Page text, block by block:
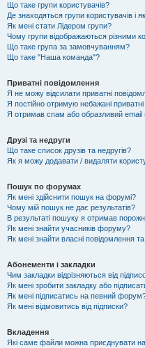
Що таке групи користувачів?
Де знаходяться групи користувачів і
Як мені стати Лідером групи?
Чому групи відображаються різними
Що таке група за замовчуванням?
Що таке "Наша команда"?
Приватні повідомлення
Я не можу відсилати приватні
Я постійно отримую небажані
Я отримав спам або образливий email
Друзі та недруги
Що таке список друзів та недругів?
Як я можу додавати / видаляти
Пошук по форумах
Як мені здійснити пошук на форумі?
Чому мій пошук не дає результатів?
В результаті пошуку я отримав
Як мені знайти учасників форуму?
Як мені знайти власні повідомлення
Абонементи і закладки
Чим закладки відрізняються від
Як мені зробити закладку або
Як мені підписатись на певний
Як мені відмовитись від підписки?
Вкладення
Які саме файли можна приєднувати